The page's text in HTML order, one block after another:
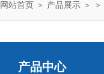
网站首页 ＞ 产品展示 ＞ ＞
产品中心